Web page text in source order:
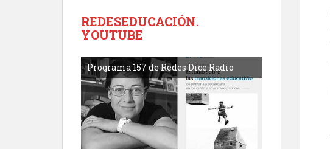
REDESEDUCACIÓN.
YOUTUBE
Programa 157 de Redes Dice Radio